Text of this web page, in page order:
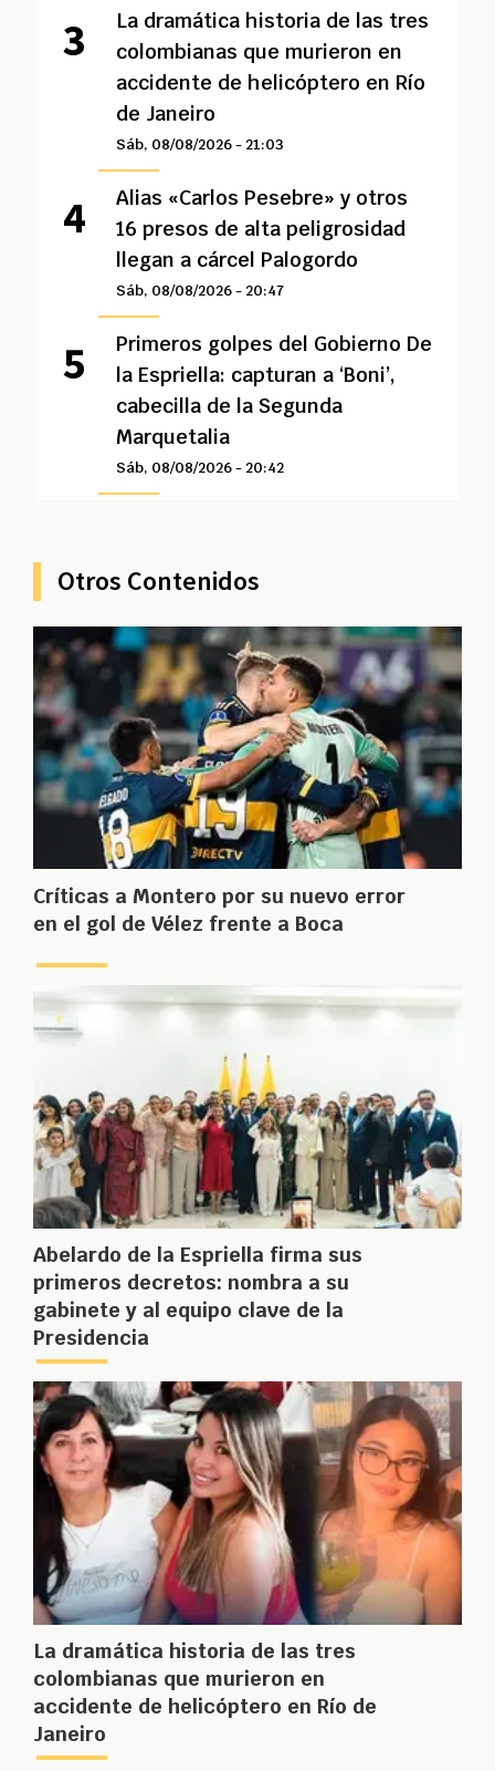
La dramática historia de las tres
colombianas que murieron en
accidente de helicóptero en Río
de Janeiro
Sáb, 08/08/2026 - 21:03
Alias «Carlos Pesebre» y otros
16 presos de alta peligrosidad
llegan a cárcel Palogordo
Sáb, 08/08/2026 - 20:47
Primeros golpes del Gobierno De
la Espriella: capturan a ‘Boni’,
cabecilla de la Segunda
Marquetalia
Sáb, 08/08/2026 - 20:42
Otros Contenidos
Críticas a Montero por su nuevo error
en el gol de Vélez frente a Boca
Abelardo de la Espriella firma sus
primeros decretos: nombra a su
gabinete y al equipo clave de la
Presidencia
La dramática historia de las tres
colombianas que murieron en
accidente de helicóptero en Río de
Janeiro